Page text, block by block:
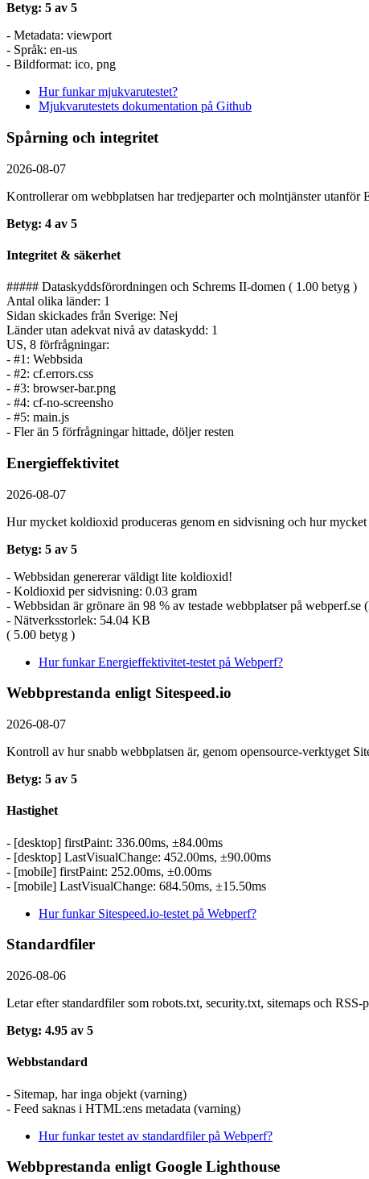
Betyg: 5 av 5
- Metadata: viewport
- Språk: en-us
- Bildformat: ico, png
Hur funkar mjukvarutestet?
Mjukvarutestets dokumentation på Github
Spårning och integritet
2026-08-07
Kontrollerar om webbplatsen har tredjeparter och molntjänster
Betyg: 4 av 5
Integritet & säkerhet
##### Dataskyddsförordningen och Schrems II-domen ( 1.00 betyg )
Antal olika länder: 1
Sidan skickades från Sverige: Nej
Länder utan adekvat nivå av dataskydd: 1
US, 8 förfrågningar:
- #1: Webbsida
- #2: cf.errors.css
- #3: browser-bar.png
- #4: cf-no-screensho
- #5: main.js
- Fler än 5 förfrågningar hittade, döljer resten
Energieffektivitet
2026-08-07
Hur mycket koldioxid produceras genom en sidvisning och hur
Betyg: 5 av 5
- Webbsidan genererar väldigt lite koldioxid!
- Koldioxid per sidvisning: 0.03 gram
- Webbsidan är grönare än 98 % av testade webbplatser på webperf.se
- Nätverksstorlek: 54.04 KB
( 5.00 betyg )
Hur funkar Energieffektivitet-testet på Webperf?
Webbprestanda enligt Sitespeed.io
2026-08-07
Kontroll av hur snabb webbplatsen är, genom opensource-verktyget
Betyg: 5 av 5
Hastighet
- [desktop] firstPaint: 336.00ms, ±84.00ms
- [desktop] LastVisualChange: 452.00ms, ±90.00ms
- [mobile] firstPaint: 252.00ms, ±0.00ms
- [mobile] LastVisualChange: 684.50ms, ±15.50ms
Hur funkar Sitespeed.io-testet på Webperf?
Standardfiler
2026-08-06
Letar efter standardfiler som robots.txt, security.txt, sitemaps och RSS-
Betyg: 4.95 av 5
Webbstandard
- Sitemap, har inga objekt (varning)
- Feed saknas i HTML:ens metadata (varning)
Hur funkar testet av standardfiler på Webperf?
Webbprestanda enligt Google Lighthouse